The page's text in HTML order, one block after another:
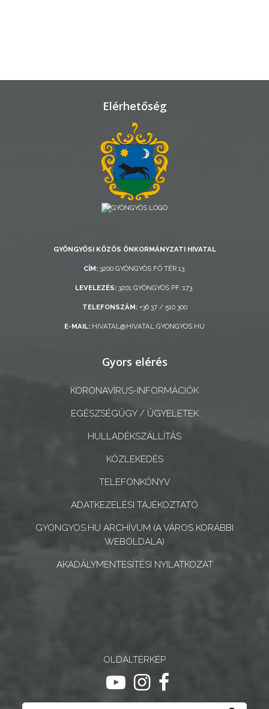
ÖNKORMÁNYZAT
KÉPVISELŐ-
VÁROSRENDÉSZET
ÖNKORMÁNYZATI
NYOMTATVÁNYOK
ÜGYINTÉZÉS
TESTÜLETI
Elérhetőség
GYÖNGYÖSI KÖZÖS ÖNKORMÁNYZATI HIVATAL
CÍM:3200 GYÖNGYÖS FŐ TÉR 13.
LEVELEZÉS: 3201 GYÖNGYÖS PF.:173.
TELEFONSZÁM:+36 37 / 510 300
E-MAIL: HIVATAL@HIVATAL.GYONGYOS.HU
Gyors elérés
KORONAVÍRUS-INFORMÁCIÓK
EGÉSZSÉGÜGY / ÜGYELETEK
HULLADÉKSZÁLLÍTÁS
KÖZLEKEDÉS
TELEFONKÖNYV
ADATKEZELÉSI TÁJÉKOZTATÓ
GYONGYOS.HU ARCHÍVUM (A VÁROS KORÁBBI
WEBOLDALA)
AKADÁLYMENTESÍTÉSI NYILATKOZAT
OLDALTÉRKÉP
ugrás youtube csatornára
ugrás instagram
ugrás facebook-